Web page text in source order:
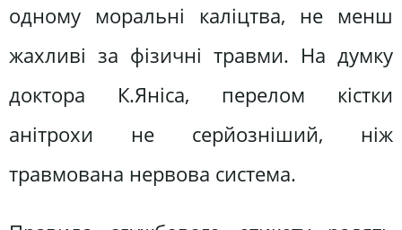
одному моральні каліцтва, не менш
жахливі за фізичні травми. На думку
доктора К.Яніса, перелом кістки
анітрохи не серйозніший, ніж
травмована нервова система.